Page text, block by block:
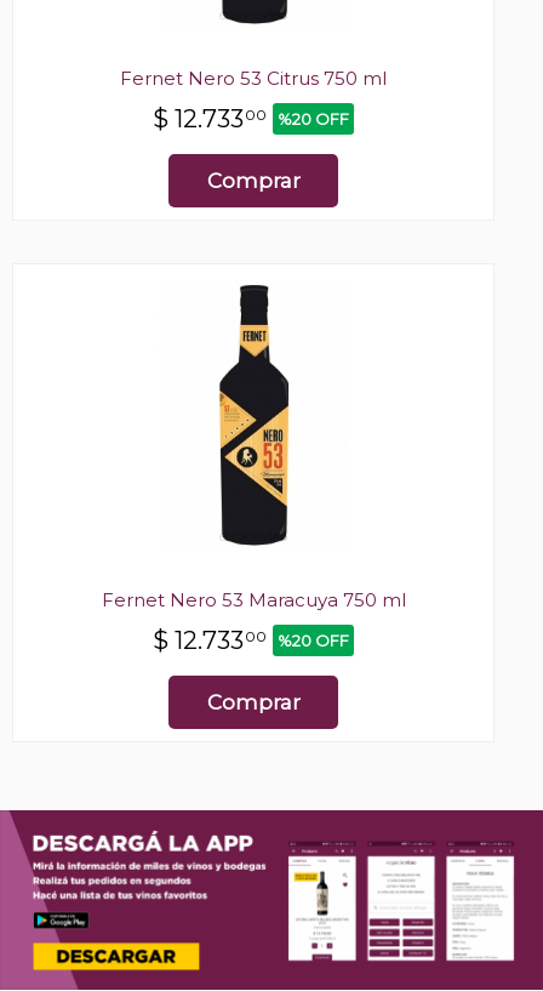
Fernet Nero 53 Citrus 750 ml
$ 12.733 00 %20 OFF
Comprar
Fernet Nero 53 Maracuya 750 ml
$ 12.733 00 %20 OFF
Comprar